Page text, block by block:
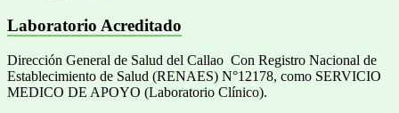
Laboratorio Acreditado
Dirección General de Salud del Callao Con Registro Nacional de
Establecimiento de Salud (RENAES) N°12178, como SERVICIO
MEDICO DE APOYO (Laboratorio Clínico).